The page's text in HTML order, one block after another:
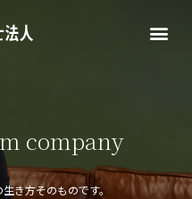
company
き方そのものです。